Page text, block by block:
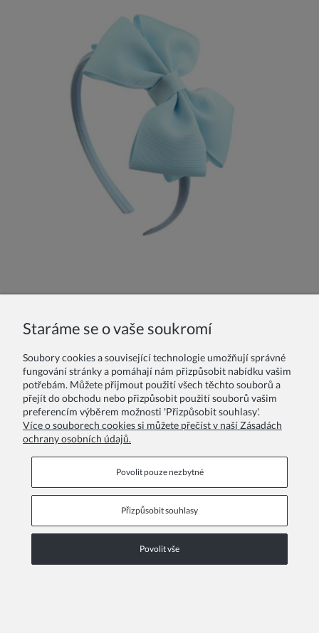
Dívčí čelenka mašle modrá
Staráme se o vaše soukromí
Soubory cookies a související technologie umožňují správné
fungování stránky a pomáhají nám přizpůsobit nabídku vašim
potřebám. Můžete přijmout použití všech těchto souborů a
přejít do obchodu nebo přizpůsobit použití souborů vašim
preferencím výběrem možnosti 'Přizpůsobit souhlasy'.
Více o souborech cookies si můžete přečíst v naší Zásadách
ochrany osobních údajů.
Povolit pouze nezbytné
Přizpůsobit souhlasy
Povolit vše